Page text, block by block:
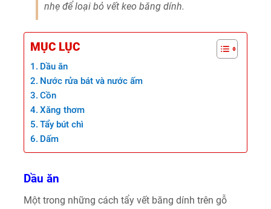
nhẹ để loại bỏ vết keo băng dính.
MỤC LỤC
Dầu ăn
Nước rửa bát và nước ấm
Cồn
Xăng thơm
Tẩy bút chì
Dấm
Dầu ăn
Một trong những cách tẩy vết băng dính trên gỗ